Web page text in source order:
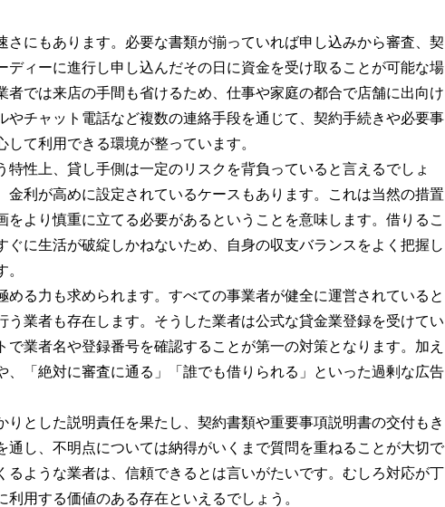
にもあります。必要な書類が揃っていれば申し込みから審査、契
ィーに進行し申し込んだその日に資金を受け取ることが可能な場
では来店の手間も省けるため、仕事や家庭の都合で店舗に出向け
チャット電話など複数の連絡手段を通じて、契約手続きや必要事
て利用できる環境が整っています。
性上、貸し手側は一定のリスクを背負っていると言えるでしょ
利が高めに設定されているケースもあります。これは当然の措置
より慎重に立てる必要があるということを意味します。借りるこ
に生活が破綻しかねないため、自身の収支バランスをよく把握し
る力も求められます。すべての事業者が健全に運営されていると
業者も存在します。そうした業者は公式な貸金業登録を受けてい
業者名や登録番号を確認することが第一の対策となります。加え
「絶対に審査に通る」「誰でも借りられる」といった過剰な広告
とした説明責任を果たし、契約書類や重要事項説明書の交付もき
し、不明点については納得がいくまで質問を重ねることが大切で
ような業者は、信頼できるとは言いがたいです。むしろ対応が丁
用する価値のある存在といえるでしょう。